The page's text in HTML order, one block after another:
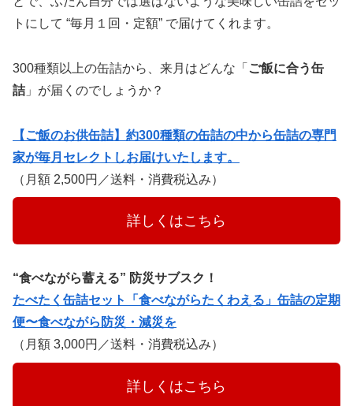
トにして “毎月１回・定額” で届けてくれます。
300種類以上の缶詰から、来月はどんな「 ご飯に合う缶
詰 」が届くのでしょうか？
【ご飯のお供缶詰】約300種類の缶詰の中から缶詰の専門
家が毎月セレクトしお届けいたします。
（月額 2,500円／送料・消費税込み）
詳しくはこちら
“食べながら蓄える” 防災サブスク！
たべたく缶詰セット「食べながらたくわえる」缶詰の定期
便〜食べながら防災・減災を
（月額 3,000円／送料・消費税込み）
詳しくはこちら